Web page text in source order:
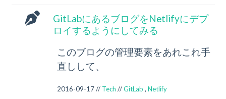
GitLabにあるブログをNetlifyにデプ
ロイするようにしてみる
このブログの管理要素をあれこれ手
直しして、
2016-09-17 // Tech //GitLab , Netlify